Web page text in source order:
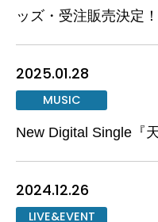
ッズ・受注販売決定！
2025.01.28
MUSIC
New Digital Single『
2024.12.26
LIVE&EVENT